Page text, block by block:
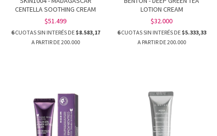
CENTELLA SOOTHING CREAM
$51.499
6CUOTAS SIN INTERÉS DE $8.583,17
LOTION CREAM
$32.000
6CUOTAS SIN INTERÉS DE $5.333,33